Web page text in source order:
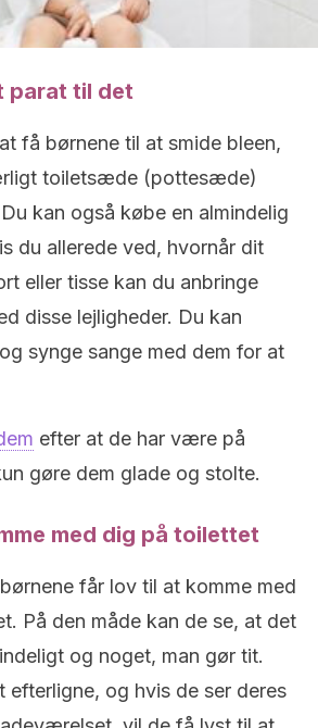
parat til det
få børnene til at smide bleen,
toiletsæde (pottesæde)
kan også købe en almindelig
du allerede ved, hvornår dit
eller tisse kan du anbringe
disse lejligheder. Du kan
synge sange med dem for at
efter at de har være på
gøre dem glade og stolte.
med dig på toilettet
får lov til at komme med
På den måde kan de se, at det
og noget, man gør tit.
efterligne, og hvis de ser deres